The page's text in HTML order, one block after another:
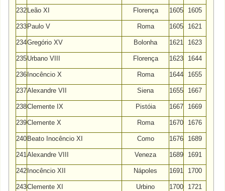
232 Leão XI Florença 1605 1605
233 Paulo V Roma 1605 1621
234Gregório XV Bolonha 1621 1623
235Urbano VIII Florença 1623 1644
236 Inocêncio X Roma 1644 1655
237Alexandre VII Siena 1655 1667
238Clemente IX Pistóia 1667 1669
239Clemente X Roma 1670 1676
240 Beato Inocêncio XI Como 1676 1689
241Alexandre VIII Veneza 1689 1691
242 Inocêncio XII Nápoles 1691 1700
243Clemente XI Urbino 1700 1721